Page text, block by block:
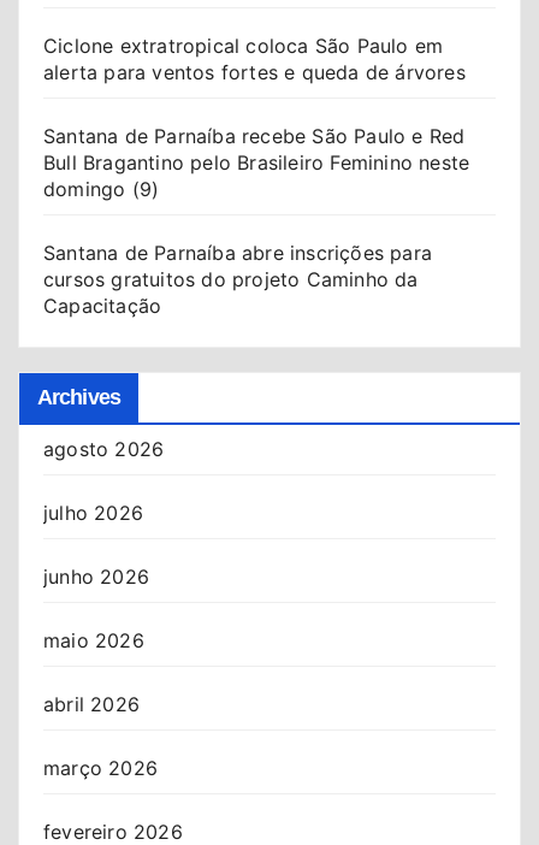
Ciclone extratropical coloca São Paulo em
alerta para ventos fortes e queda de árvores
Santana de Parnaíba recebe São Paulo e Red
Bull Bragantino pelo Brasileiro Feminino neste
domingo (9)
Santana de Parnaíba abre inscrições para
cursos gratuitos do projeto Caminho da
Capacitação
Archives
agosto 2026
julho 2026
junho 2026
maio 2026
abril 2026
março 2026
fevereiro 2026